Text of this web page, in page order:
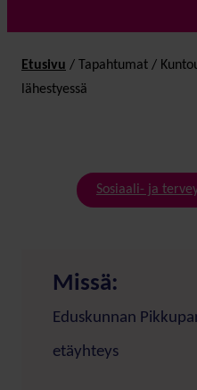
Etusivu / Tapahtumat /
lähestyessä
Sosiaali- ja
Missä:
Eduskunnan
etäyhteys